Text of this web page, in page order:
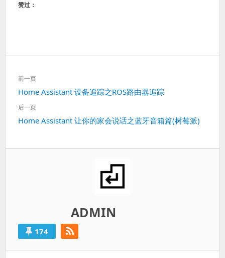
赞过：
文
章
导
航
前一页
上
一
Home Assistant 设备追踪之ROS路由器追踪
后一页
下
Home Assistant 让你的家会说话之蓝牙音箱篇(树莓派)
ADMIN
174